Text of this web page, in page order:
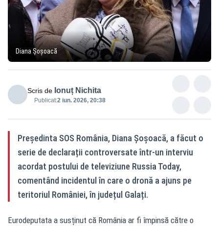
Diana Șoșoacă
Scris de Ionuț Nichita
Publicat:2 iun. 2026, 20:38
Președinta SOS România, Diana Șoșoacă, a făcut o
serie de declarații controversate într-un interviu
acordat postului de televiziune Russia Today,
comentând incidentul în care o dronă a ajuns pe
teritoriul României, în județul Galați.
Eurodeputata a susținut că România ar fi împinsă către o